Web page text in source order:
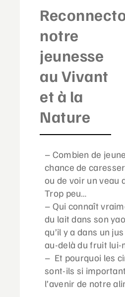
notre
jeunesse
au Vivant
et à la
Nature
– Combien de
chance de
ou de voir un veau
Trop peu…
– Qui connaît
du lait dans son
qu’il y a dans un
au-delà du fruit lui-
– Et pourquoi les
sont-ils si
l’avenir de notre